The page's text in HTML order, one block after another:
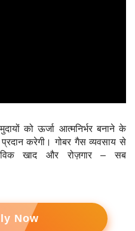
को ऊर्जा आत्मनिर्भर बनाने के
करेगी। गोबर गैस व्यवसाय से
खाद और रोज़गार – सब
Now